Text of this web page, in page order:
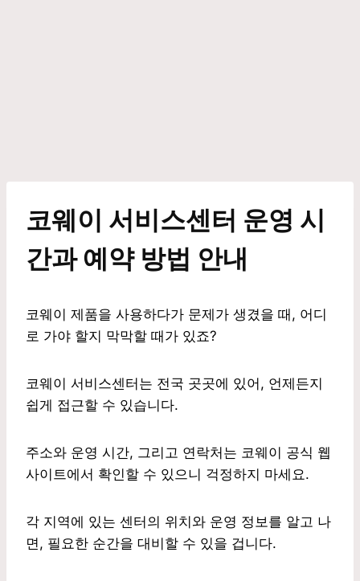
코웨이 서비스센터 운영 시
간과 예약 방법 안내
코웨이 제품을 사용하다가 문제가 생겼을 때, 어디
로 가야 할지 막막할 때가 있죠?
코웨이 서비스센터는 전국 곳곳에 있어, 언제든지
쉽게 접근할 수 있습니다.
주소와 운영 시간, 그리고 연락처는 코웨이 공식 웹
사이트에서 확인할 수 있으니 걱정하지 마세요.
각 지역에 있는 센터의 위치와 운영 정보를 알고 나
면, 필요한 순간을 대비할 수 있을 겁니다.